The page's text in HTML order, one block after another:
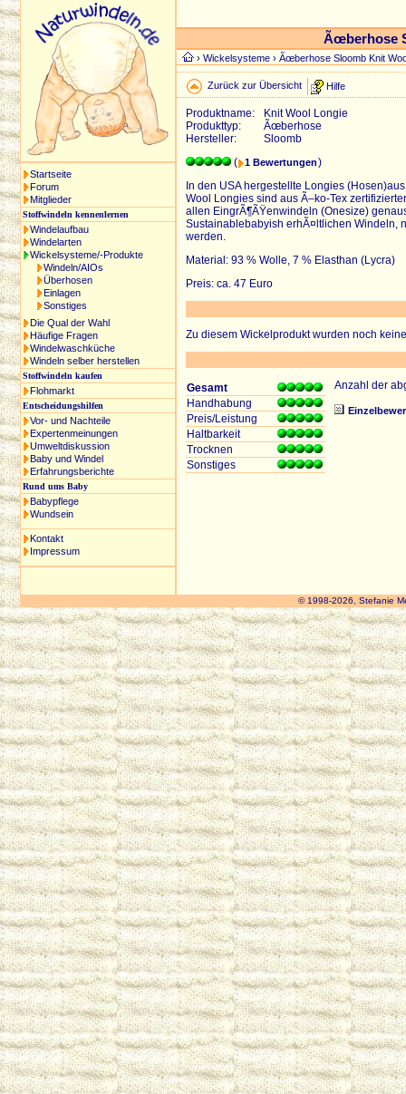
Startseite
Forum
Mitglieder
Stoffwindeln kennenlernen
Windelaufbau
Windelarten
Wickelsysteme/-Produkte
Windeln/AIOs
Überhosen
Einlagen
Sonstiges
Die Qual der Wahl
Häufige Fragen
Windelwaschküche
Windeln selber herstellen
Stoffwindeln kaufen
Flohmarkt
Entscheidungshilfen
Vor- und Nachteile
Expertenmeinungen
Umweltdiskussion
Baby und Windel
Erfahrungsberichte
Rund ums Baby
Babypflege
Wundsein
Kontakt
Impressum
Ãœberhose
›Wickelsysteme › Ãœberhose Sloomb Knit
Zurück zur Übersicht Hilfe
Produktname:
Knit Wool Longie
Produkttyp:
Ãœberhose
Hersteller:
Sloomb
(
1 Bewertungen)
In den USA hergestellte Longies
Wool Longies sind aus Ã–ko-Tex
allen EingrÃ¶ÃŸenwindeln (Onesize)
Sustainablebabyish erhÃ¤ltlichen Windeln,
werden.
Material: 93 % Wolle, 7 % Elasthan (Lycra)
Preis: ca. 47 Euro
Zu diesem Wickelprodukt wurden noch
Gesamt
Handhabung
Preis/Leistung
Haltbarkeit
Trocknen
Sonstiges
Anzahl der
© 1998-2026, Stefanie